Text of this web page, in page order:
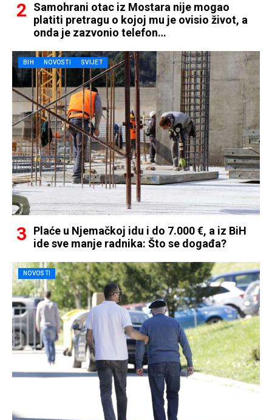
Samohrani otac iz Mostara nije mogao
platiti pretragu o kojoj mu je ovisio život, a
onda je zazvonio telefon…
BIH NOVOSTI SVIJET
Plaće u Njemačkoj idu i do 7.000 €, a iz BiH
ide sve manje radnika: Što se događa?
NOVOSTI